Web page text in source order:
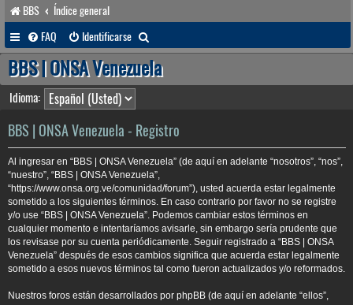
BBS
Índice general
FAQ
Identificarse
u
s
a
r
BBS | ONSA Venezuela
Idioma:
BBS | ONSA Venezuela - Registro
Al ingresar en “BBS | ONSA Venezuela” (de aquí en adelante “nosotros”, “nos”,
“nuestro”, “BBS | ONSA Venezuela”,
“https://www.onsa.org.ve/comunidad/forum”), usted acuerda estar legalmente
sometido a los siguientes términos. En caso contrario por favor no se registre
y/o use “BBS | ONSA Venezuela”. Podemos cambiar estos términos en
cualquier momento e intentaríamos avisarle, sin embargo sería prudente que
los revisase por su cuenta periódicamente. Seguir registrado a “BBS | ONSA
Venezuela” después de esos cambios significa que acuerda estar legalmente
sometido a esos nuevos términos tal como fueron actualizados y/o reformados.
Nuestros foros están desarrollados por phpBB (de aquí en adelante “ellos”,